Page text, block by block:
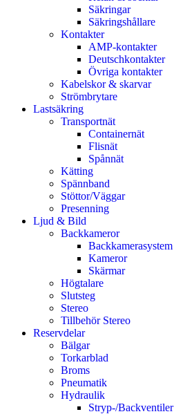
Säkringar
Säkringshållare
Kontakter
AMP-kontakter
Deutschkontakter
Övriga kontakter
Kabelskor & skarvar
Strömbrytare
Lastsäkring
Transportnät
Containernät
Flisnät
Spånnät
Kätting
Spännband
Stöttor/Väggar
Presenning
Ljud & Bild
Backkameror
Backkamerasystem
Kameror
Skärmar
Högtalare
Slutsteg
Stereo
Tillbehör Stereo
Reservdelar
Bälgar
Torkarblad
Broms
Pneumatik
Hydraulik
Stryp-/Backventiler